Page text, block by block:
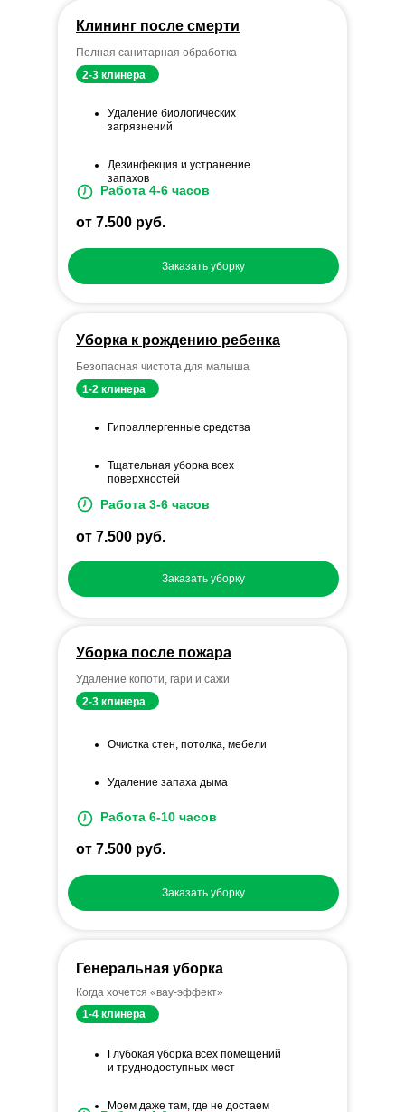
Очистка стен, потолка, мебели
Удаление запаха дыма
Удаление копоти, гари и сажи
от 7.500 руб.
Уборка после пожара
Работа 6-10 часов
2-3 клинера
Заказать уборку
Гипоаллергенные средства
Тщательная уборка всех
поверхностей
Безопасная чистота для малыша
от 7.500 руб.
Уборка к рождению ребенка
Работа 3-6 часов
1-2 клинера
Заказать уборку
Удаление биологических
загрязнений
Дезинфекция и устранение
запахов
Полная санитарная обработка
от 7.500 руб.
Клининг после смерти
Работа 4-6 часов
2-3 клинера
Заказать уборку
Глубокая уборка всех помещений
и труднодоступных мест
Моем даже там, где не достаем
Когда хочется «вау-эффект»
Генеральная уборка
1-4 клинера